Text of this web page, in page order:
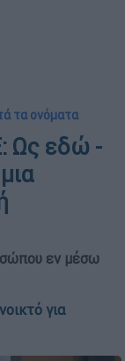
τα ονόματα
Ως εδώ -
εν μέσω
για